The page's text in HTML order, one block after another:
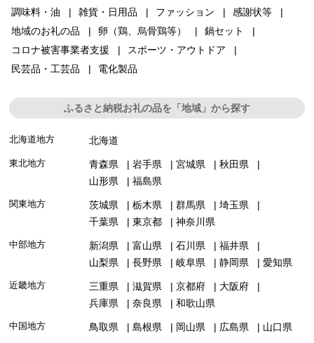
調味料・油
雑貨・日用品 ファッション
感謝状等
地域のお礼の品
卵（鶏、烏骨鶏等）
鍋セット
コロナ被害事業者支援
スポーツ・アウトドア
民芸品・工芸品
電化製品
ふるさと納税お礼の品を「地域」から探す
北海道地方 北海道
東北地方 青森県 岩手県 宮城県
秋田県
山形県
福島県
関東地方 茨城県 栃木県 群馬県
埼玉県
千葉県
東京都 神奈川県
中部地方 新潟県 富山県 石川県
福井県
山梨県
長野県 岐阜県 静岡県 愛知県
近畿地方 三重県 滋賀県 京都府
大阪府
兵庫県
奈良県 和歌山県
中国地方 鳥取県 島根県 岡山県 広島県 山口県